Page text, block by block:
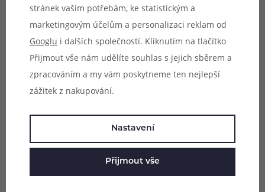
Parametry
Zeptejte se (0)
Mohlo by se vám líbit
stránek vašim potřebám, ke statistickým a
marketingovým účelům a personalizaci reklam od
Googlu i dalších společností. Kliknutím na tlačítko
Přijmout vše nám udělíte souhlas s jejich sběrem a
zpracováním a my vám poskytneme ten nejlepší
zážitek z nakupování.
Nastavení
Přijmout vše